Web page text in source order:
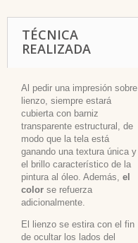
TÉCNICA
REALIZADA
Al pedir una impresión sobre
lienzo, siempre estará
cubierta con barniz
transparente estructural, de
modo que la tela está
ganando una textura única y
el brillo característico de la
pintura al óleo. Además, el
color se refuerza
adicionalmente.
El lienzo se estira con el fin
de ocultar los lados del